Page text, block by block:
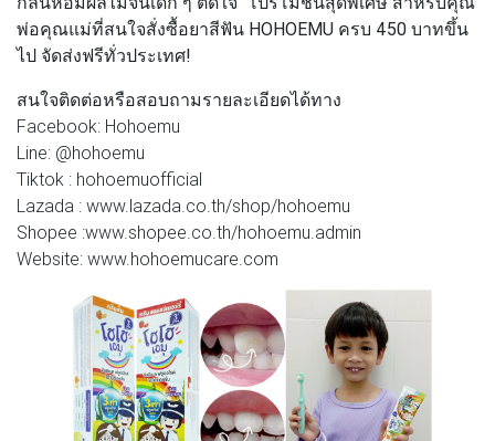
พ่อคุณแม่ที่สนใจสั่งซื้อยาสีฟัน HOHOEMU ครบ 450 บาทขึ้น
ไป จัดส่งฟรีทั่วประเทศ!
สนใจติดต่อหรือสอบถามรายละเอียดได้ทาง
Facebook: Hohoemu
Line: @hohoemu
Tiktok : hohoemuofficial
Lazada : www.lazada.co.th/shop/hohoemu
Shopee :www.shopee.co.th/hohoemu.admin
Website: www.hohoemucare.com